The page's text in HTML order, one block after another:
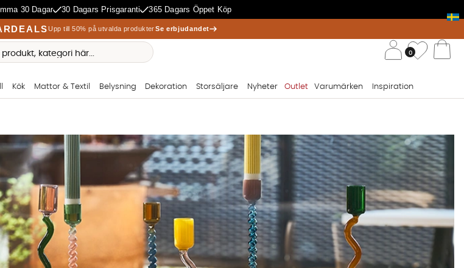
30 Dagar 30 Dagars Prisgaranti 365 Dagars Öppet Köp
Upp till 50% på utvalda produkterSe erbjudandet
0
Kök Mattor & Textil Belysning Dekoration Storsäljare Nyheter Outlet Varumärken Inspiration